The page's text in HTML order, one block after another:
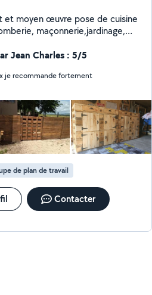
et moyen œuvre pose de cuisine
maçonnerie,jardinage,
de portails motorisé
Jean Charles : 5/5
je recommande fortement
de plan de travail
Contacter